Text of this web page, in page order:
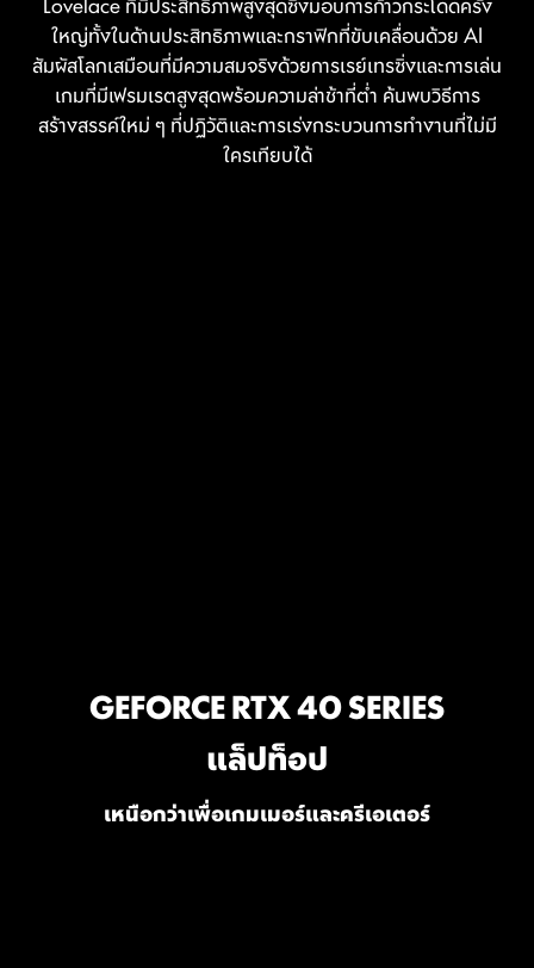
ใหญ่ทั้งในด้านประสิทธิภาพและกราฟิกที่ขับเคลื่อนด้วย AI
สัมผัสโลกเสมือนที่มีความสมจริงด้วยการเรย์เทรซิ่งและการเล่น
เกมที่มีเฟรมเรตสูงสุดพร้อมความล่าช้าที่ต่ำ ค้นพบวิธีการ
สร้างสรรค์ใหม่ ๆ ที่ปฏิวัติและการเร่งกระบวนการทำงานที่ไม่มี
ใครเทียบได้
GEFORCE RTX 40 SERIES
แล็ปท็อป
เหนือกว่าเพื่อเกมเมอร์และครีเอเตอร์